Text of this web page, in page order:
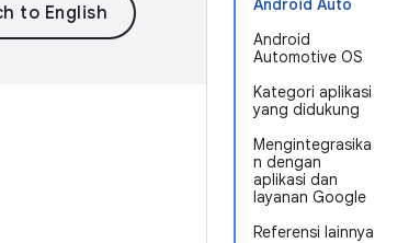
Android Auto
Android
Automotive OS
Kategori aplikasi
yang didukung
Mengintegrasika
n dengan
aplikasi dan
layanan Google
Referensi lainnya